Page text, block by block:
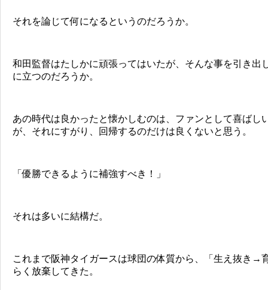
それを論じて何になるというのだろうか。
和田監督はたしかに頑張ってはいたが、そんな事を引き出
に立つのだろうか。
あの時代は良かったと懐かしむのは、ファンとして喜ばし
が、それにすがり、回帰するのだけは良くないと思う。
「優勝できるように補強すべき！」
それは多いに結構だ。
これまで阪神タイガースは球団の体質から、「生え抜き
らく放棄してきた。